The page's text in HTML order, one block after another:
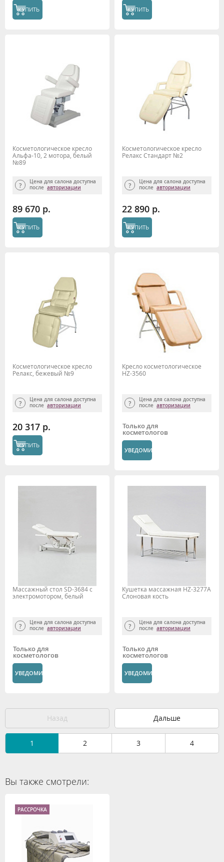
КУПИТЬ КУПИТЬ
Косметологическое кресло
Альфа-10, 2 мотора, белый
№89
Цена для салона доступна
после авторизации
89 670 р.
КУПИТЬ
Косметологическое кресло
Релакс Стандарт №2
Цена для салона доступна
после авторизации
22 890 р.
КУПИТЬ
Косметологическое кресло
Релакс, бежевый №9
Цена для салона доступна
после авторизации
20 317 р.
КУПИТЬ
Кресло косметологическое
HZ-3560
Цена для салона доступна
после авторизации
Только для
косметологов
УВЕДОМИТЬ
Массажный стол SD-3684 с
электромотором, белый
Цена для салона доступна
после авторизации
Только для
косметологов
УВЕДОМИТЬ
Кушетка массажная HZ-3277A
Слоновая кость
Цена для салона доступна
после авторизации
Только для
косметологов
УВЕДОМИТЬ
Назад Дальше
1 2 3 4
Вы также смотрели:
РАССРОЧКА